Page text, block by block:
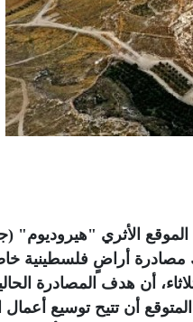
للاحتلال إجراءات لمصادرة نحو 320 دونماً حول الموقع الأثري
مصادرة أراضٍ فلسطينية
أن هدف المصادرة
أن تتيح توسيع